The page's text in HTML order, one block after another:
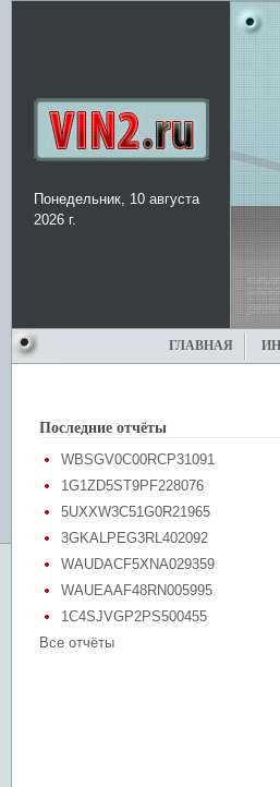
Понедельник, 10 августа
2026 г.
ГЛАВНАЯ
Последние отчёты
WBSGV0C00RCP31091
1G1ZD5ST9PF228076
5UXXW3C51G0R21965
3GKALPEG3RL402092
WAUDACF5XNA029359
WAUEAAF48RN005995
1C4SJVGP2PS500455
Все отчёты